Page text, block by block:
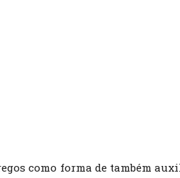
como forma de também